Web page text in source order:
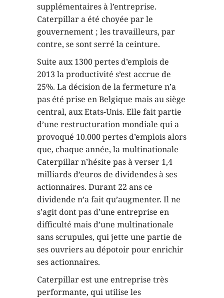
supplémentaires à l’entreprise.
Caterpillar a été choyée par le
gouvernement ; les travailleurs, par
contre, se sont serré la ceinture.
Suite aux 1300 pertes d’emplois de
2013 la productivité s’est accrue de
25%. La décision de la fermeture n’a
pas été prise en Belgique mais au siège
central, aux Etats-Unis. Elle fait partie
d’une restructuration mondiale qui a
provoqué 10.000 pertes d’emplois alors
que, chaque année, la multinationale
Caterpillar n’hésite pas à verser 1,4
milliards d’euros de dividendes à ses
actionnaires. Durant 22 ans ce
dividende n’a fait qu’augmenter. Il ne
s’agit dont pas d’une entreprise en
difficulté mais d’une multinationale
sans scrupules, qui jette une partie de
ses ouvriers au dépotoir pour enrichir
ses actionnaires.
Caterpillar est une entreprise très
performante, qui utilise les